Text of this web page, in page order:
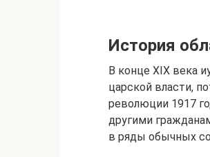
История
В конце XIX века
царской власти,
революции 1917
другими
в ряды обычных